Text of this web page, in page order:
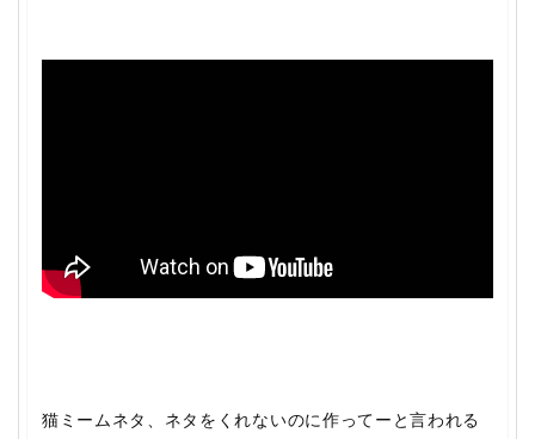
猫ミームネタ、ネタをくれないのに作ってーと言われる